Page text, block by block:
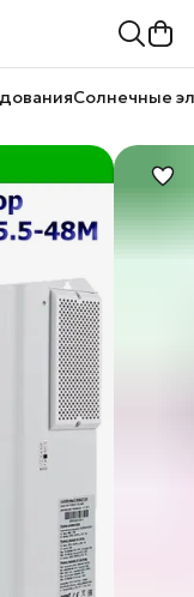
Солнечные